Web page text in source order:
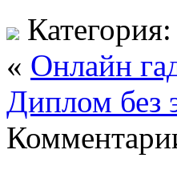
Категория:
« Онлайн
Диплом без